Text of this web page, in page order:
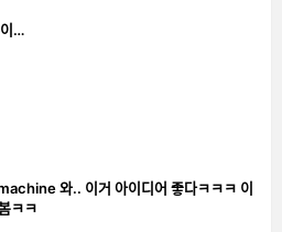
와.. 이거 아이디어 좋다ㅋㅋㅋ 이
ㅋㅋ